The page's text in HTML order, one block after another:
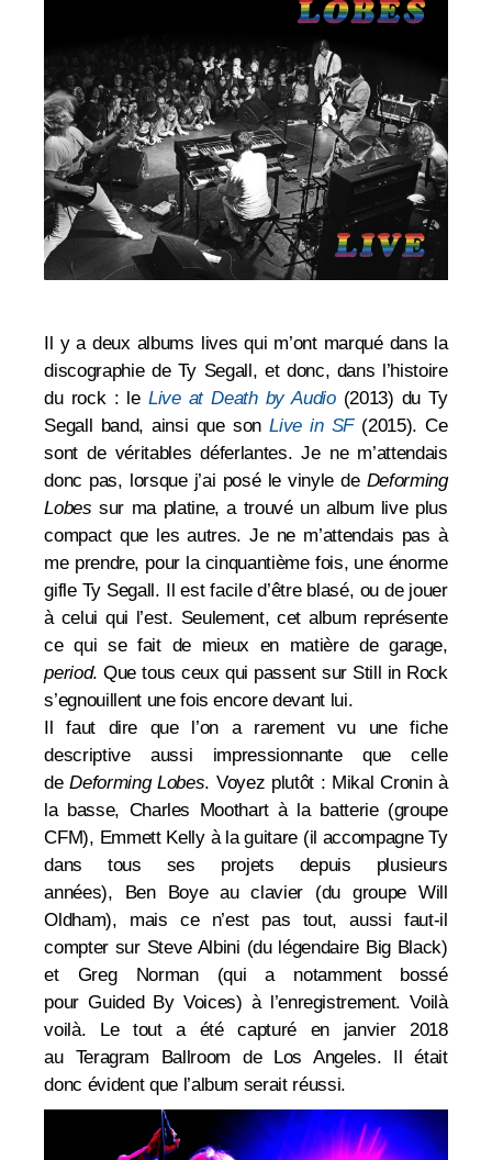
Il y a deux albums lives qui m’ont marqué dans la
discographie de Ty Segall, et donc, dans l’histoire
du rock : le Live at Death by Audio(2013) du Ty
Segall band, ainsi que sonLive in SF (2015). Ce
sont de véritables déferlantes.Je ne m’attendais
donc pas, lorsque j’ai posé le vinyle de Deforming
Lobes sur ma platine, a trouvé un album live plus
compact que les autres. Je ne m’attendais pas à
me prendre, pour la cinquantième fois, une énorme
gifle Ty Segall. Il est facile d’être blasé, ou de jouer
à celui qui l’est. Seulement, cet album représente
ce qui se fait de mieux en matière de garage,
period. Que tous ceux qui passent sur Still in Rock
s’egnouillent une fois encore devant lui.
Il faut dire que l’on a rarement vu une fiche
descriptive aussi impressionnante que celle
deDeforming Lobes. Voyez plutôt : Mikal Cronin à
la basse, Charles Moothart à la batterie (groupe
CFM), Emmett Kelly à la guitare (il accompagne Ty
dans tous ses projets depuis plusieurs
années),
Ben Boye au clavier (du groupeWill
Oldham), mais ce n’est pas tout,aussi faut-il
compter sur Steve Albini (du légendaire Big Black)
et Greg Norman (qui a notamment bossé
pourGuided By Voices) à l’enregistrement. Voilà
voilà. Le tout a été capturé en janvier 2018
au Teragram Ballroom de Los Angeles.
Il était
donc évident que l’album serait réussi.